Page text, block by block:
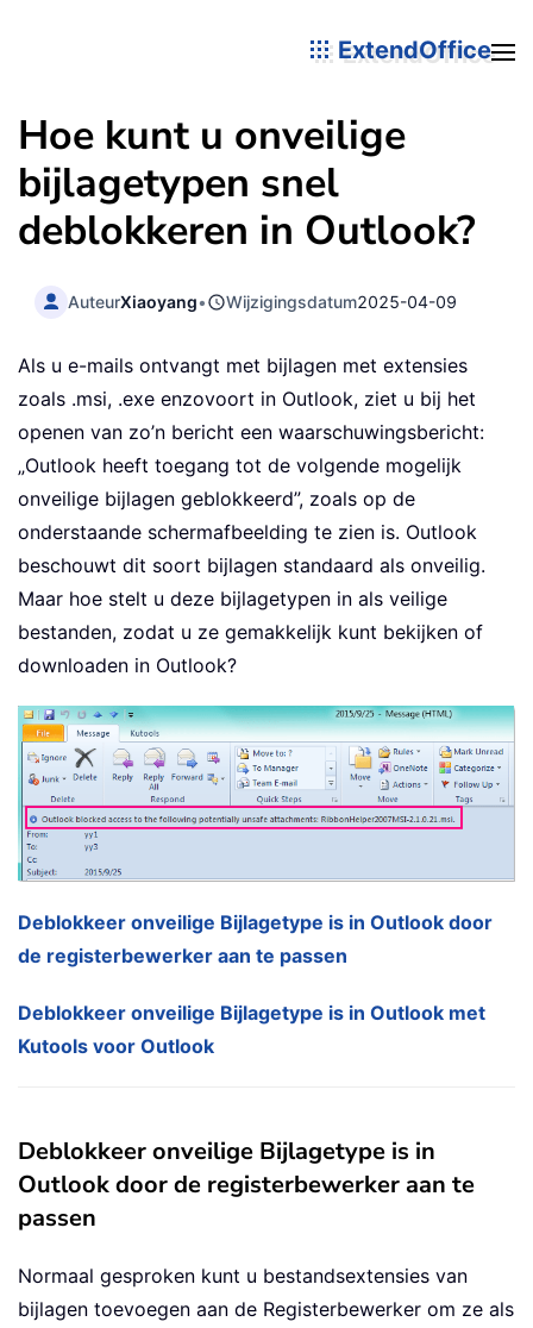
ExtendOffice
Hoe kunt u onveilige
bijlagetypen snel
deblokkeren in Outlook?
AuteurXiaoyang• Wijzigingsdatum2025-04-09
Als u e-mails ontvangt met bijlagen met extensies
zoals .msi, .exe enzovoort in Outlook, ziet u bij het
openen van zo’n bericht een waarschuwingsbericht:
„Outlook heeft toegang tot de volgende mogelijk
onveilige bijlagen geblokkeerd”, zoals op de
onderstaande schermafbeelding te zien is. Outlook
beschouwt dit soort bijlagen standaard als onveilig.
Maar hoe stelt u deze bijlagetypen in als veilige
bestanden, zodat u ze gemakkelijk kunt bekijken of
downloaden in Outlook?
Deblokkeer onveilige Bijlagetype is in Outlook door
de registerbewerker aan te passen
Deblokkeer onveilige Bijlagetype is in Outlook met
Kutools voor Outlook
Deblokkeer onveilige Bijlagetype is in
Outlook door de registerbewerker aan te
passen
Normaal gesproken kunt u bestandsextensies van
bijlagen toevoegen aan de Registerbewerker om ze als